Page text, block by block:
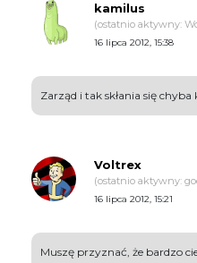
kamilus
(ostatnio aktywny:
16 lipca 2012, 15:38
Zarząd i tak skłania się chyba
Voltrex
(ostatnio aktywny:
16 lipca 2012, 15:21
Muszę przyznać, że bardzo